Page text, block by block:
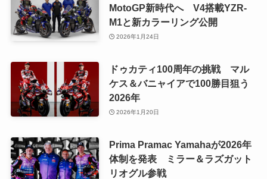
MotoGP新時代へ V4搭載YZR-
M1と新カラーリング公開
2026年1月24日
ドゥカティ100周年の挑戦 マル
ケス＆バニャイアで100勝目狙う
2026年
2026年1月20日
Prima Pramac Yamahaが2026年
体制を発表 ミラー＆ラズガット
リオグル参戦